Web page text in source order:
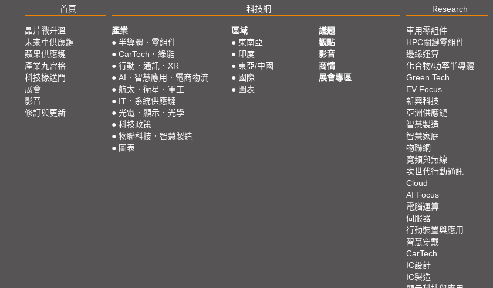
首頁 科技網 Research
晶片戰升溫
未來車供應鏈
蘋果供應鏈
產業九宮格
科技椽送門
展會
影音
修訂與更新
產業
● 半導體．零組件
● CarTech．綠能
● 行動．通訊．XR
● AI．智慧應用．電商物流
● 航太．衛星．軍工
● IT．系統供應鏈
● 光電．顯示．光學
● 科技政策
● 物聯科技．智慧製造
● 圖表
區域
● 東南亞
● 印度
● 東亞/中國
● 國際
● 圖表
議題
觀點
影音
商情
展會專區
車用零組件
HPC關鍵零組件
邊緣運算
化合物/功率半導體
Green Tech
EV Focus
新興科技
亞洲供應鏈
智慧製造
智慧家庭
物聯網
寬頻與無線
次世代行動通訊
Cloud
AI Focus
電腦運算
伺服器
行動裝置與應用
智慧穿戴
CarTech
IC設計
IC製造